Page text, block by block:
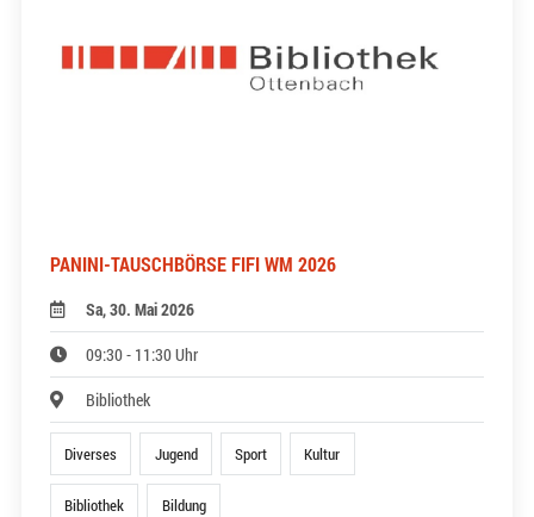
PANINI-TAUSCHBÖRSE FIFI WM 2026
Sa, 30. Mai 2026
09:30 - 11:30 Uhr
Bibliothek
Diverses Jugend Sport Kultur
Bibliothek Bildung